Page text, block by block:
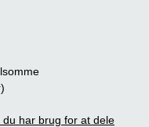
du har brug for at dele